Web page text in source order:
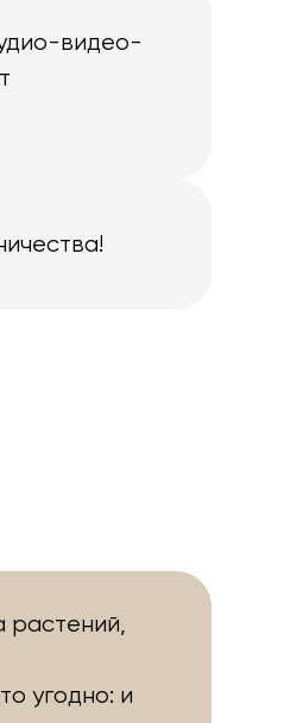
видео-
растений,
угодно: и